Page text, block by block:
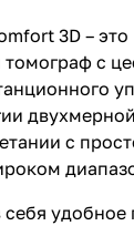
3D – это
томограф с
с
себя